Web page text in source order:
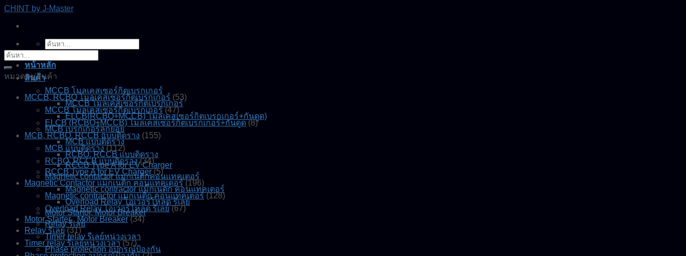
Skip
content
CHINT by J-Master
ค้นหา:
หน้าหลัก
สินค้า
MCCB โมลเคสเซอร์กิตเบรกเกอร์
MCCB โมลเคสเซอร์กิตเบรกเกอร์
ELCB(RCBO+MCCB) โมลเคสเซอร์กิตเบรกเกอร์+กันดูด)
MCB เบรกเกอร์ลูกย่อย
MCB แบบติดราง
RCBO, RCCB แบบติดราง
RCCB Type A for EV Charger
Magnetic contactor แมกเนติกคอนแทคเตอร์
Magnetic contractor แม็กเนติก คอนแทคเตอร์
Overload Relay โอเวอร์โหลด รีเลย์
Motor Startor, Motor Breaker
Relay รีเลย์
Timer relay รีเลย์หน่วงเวลา
Phase protection อุปกรณ์ป้องกัน
ค้นหา:
หมวดหมู่สินค้า
MCCB, RCBO โมลเคสเซอร์กิตเบรกเกอร์ (53)
MCCB โมลเคสเซอร์กิตเบรกเกอร์ (47)
ELCB (RCBO+MCCB) โมลเคสเซอร์กิตเบรกเกอร์+กันดูด (8)
MCB, RCBO, RCCB แบบติดราง (155)
MCB แบบติดราง (112)
RCBO, RCCB แบบติดราง (34)
RCCB Type A for EV Charger (5)
Magnetic Contactor แม็กเนติก คอนแทคเตอร์ (196)
Magnetic contractor แม็กเนติก คอนแทคเตอร์ (128)
Overload Relay โอเวอร์โหลด รีเลย์ (67)
Motor Starter , Motor Breaker (34)
Relay รีเลย์ (31)
Timer relay รีเลย์หน่วงเวลา (57)